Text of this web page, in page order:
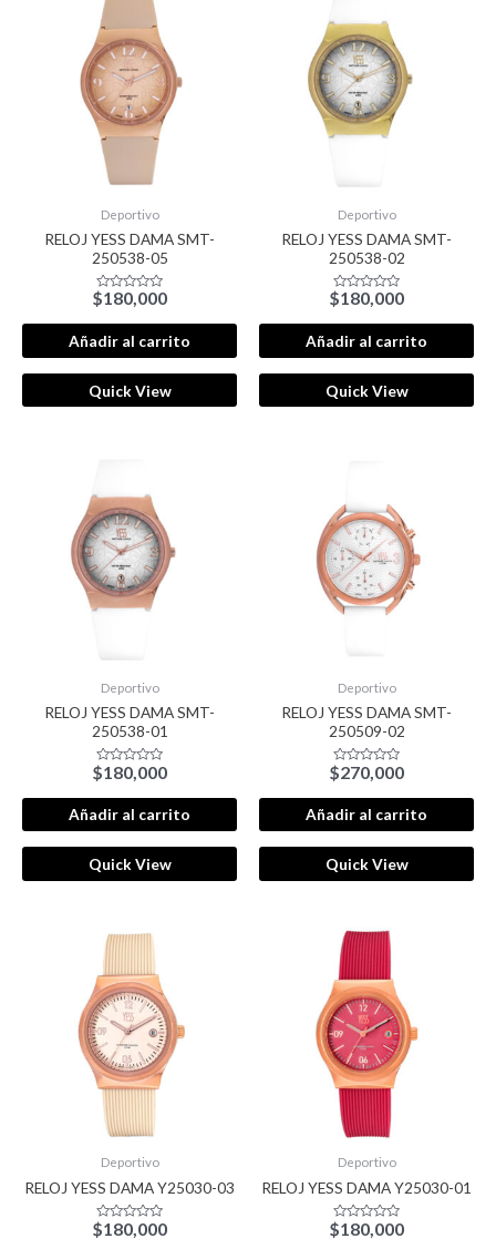
Deportivo
RELOJ YESS DAMA SMT-
250538-05
Valorado
0
de
5
$180,000
Añadir al carrito
Quick View
Deportivo
RELOJ YESS DAMA SMT-
250538-02
Valorado
0
de
5
$180,000
Añadir al carrito
Quick View
Deportivo
RELOJ YESS DAMA SMT-
250538-01
Valorado
con
0
de
5
$180,000
Añadir al carrito
Quick View
Deportivo
RELOJ YESS DAMA SMT-
250509-02
Valorado
con
0
de
5
$270,000
Añadir al carrito
Quick View
Deportivo
RELOJ YESS DAMA Y25030-03
Valorado
con
$180,000
Deportivo
RELOJ YESS DAMA Y25030-01
Valorado
con
$180,000